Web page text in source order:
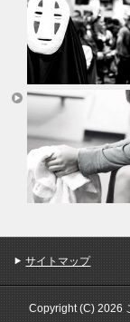
サイトマップ
Copyright (C) 2026